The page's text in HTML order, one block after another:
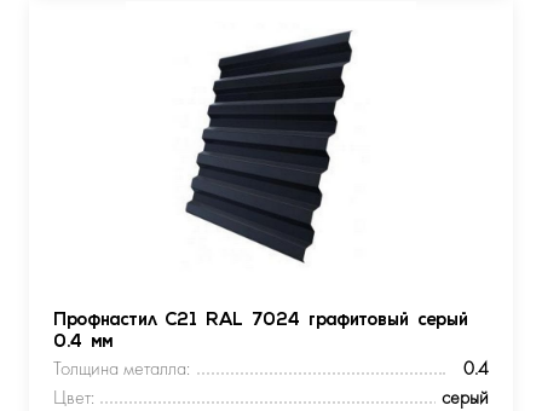
Профнастил С21 RAL 7024 графитовый серый
0.4 мм
Толщина металла:
0.4
Цвет:
серый